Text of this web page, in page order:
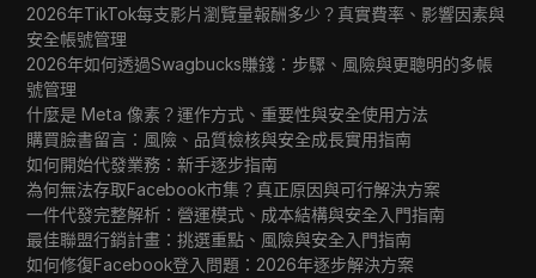
Zelle
2026年TikTok每支影片瀏覽量報酬多少？真實費率、影響因素與
安全帳號管理
2026年如何透過Swagbucks賺錢：步驟、風險與更聰明的多帳
號管理
什麼是 Meta 像素？運作方式、重要性與安全使用方法
購買臉書留言：風險、品質檢核與安全成長實用指南
如何開始代發業務：新手逐步指南
為何無法存取Facebook市集？真正原因與可行解決方案
一件代發完整解析：營運模式、成本結構與安全入門指南
最佳聯盟行銷計畫：挑選重點、風險與安全入門指南
如何修復Facebook登入問題：2026年逐步解決方案